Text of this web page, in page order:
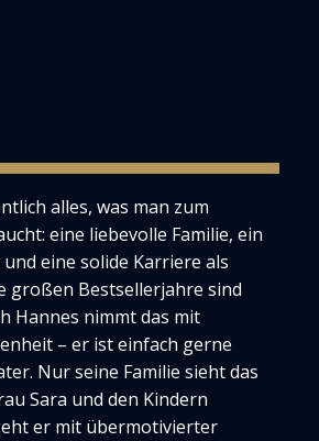
alles, was man zum
eine liebevolle Familie, ein
eine solide Karriere als
großen Bestsellerjahre sind
Hannes nimmt das mit
– er ist einfach gerne
Nur seine Familie sieht das
Sara und den Kindern
er mit übermotivierter